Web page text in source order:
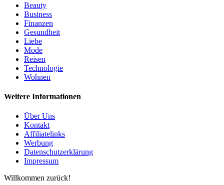
Beauty
Business
Finanzen
Gesundheit
Liebe
Mode
Reisen
Technologie
Wohnen
Weitere Informationen
Über Uns
Kontakt
Affiliatelinks
Werbung
Datenschutzerklärung
Impressum
Willkommen zurück!